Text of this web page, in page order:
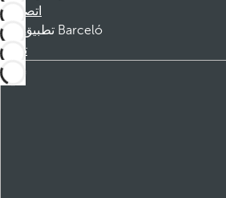
اتصل بنا
تطبيق Barceló
تنزيل